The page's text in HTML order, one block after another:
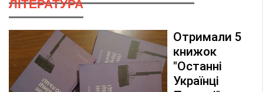
ЛІТЕРАТУРА
Отримали 5
книжок
"Останні
Українці